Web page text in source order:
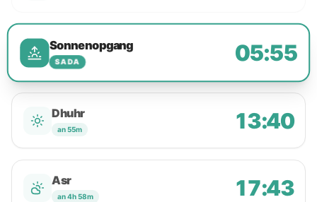
Sonnenopgang
SADA 05:55
Dhuhr
an 55m 13:40
Asr
an 4h 58m 17:43